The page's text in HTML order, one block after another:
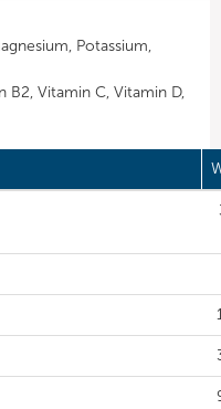
Potassium,
B2, Vitamin C, Vitamin D,